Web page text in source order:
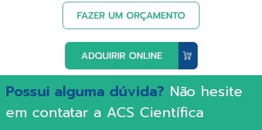
Possui alguma dúvida? Não hesite
em contatar a ACS Científica